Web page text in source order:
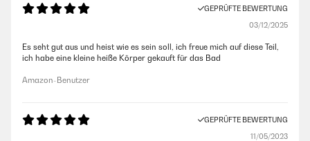
GEPRÜFTE BEWERTUNG
03/12/2025
Es seht gut aus und heist wie es sein soll, ich freue mich auf diese Teil,
ich habe eine kleine heiße Körper gekauft für das Bad
Amazon-Benutzer
GEPRÜFTE BEWERTUNG
11/05/2023